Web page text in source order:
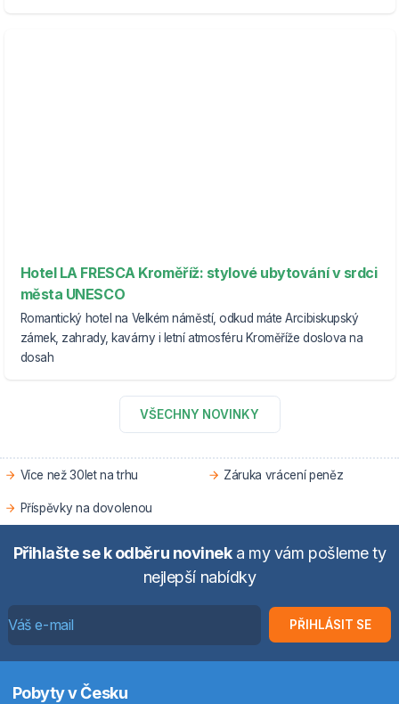
Hotel LA FRESCA Kroměříž: stylové ubytování v srdci
města UNESCO
Romantický hotel na Velkém náměstí, odkud máte Arcibiskupský
zámek, zahrady, kavárny i letní atmosféru Kroměříže doslova na
dosah
VŠECHNY NOVINKY
Více než 30let na trhu Záruka vrácení peněz
Příspěvky na dovolenou
Přihlašte se k odběru novineka my vám pošleme ty
nejlepší nabídky
PŘIHLÁSIT SE
Pobyty v Česku